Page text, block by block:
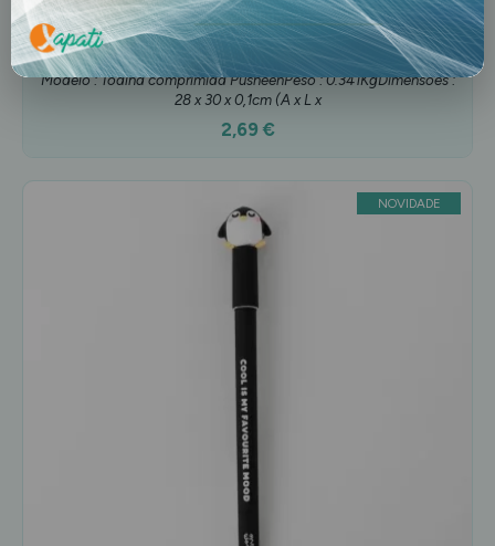
Toalhita de viagem pusheen
28x30cm
Modelo : Toalha comprimida PusheenPeso : 0.341KgDimensões :
28 x 30 x 0,1cm (A x L x
2,69 €
NOVIDADE